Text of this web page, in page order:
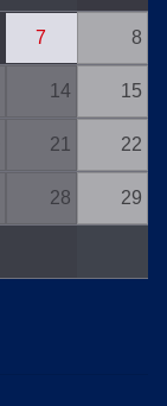
7 8
14 15
21 22
28 29